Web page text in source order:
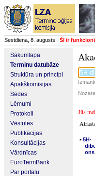
Sestdiena, 8. augusts Šī ir
Sākumlapa
Terminu datubāze
Struktūra un principi
Apakškomisijas
Sēdes
Lēmumi
Protokoli
Vēstules
Publikācijas
Konsultācijas
Vārdnīcas
EuroTermBank
Par portālu
Jūs
▪ 5H-
ons